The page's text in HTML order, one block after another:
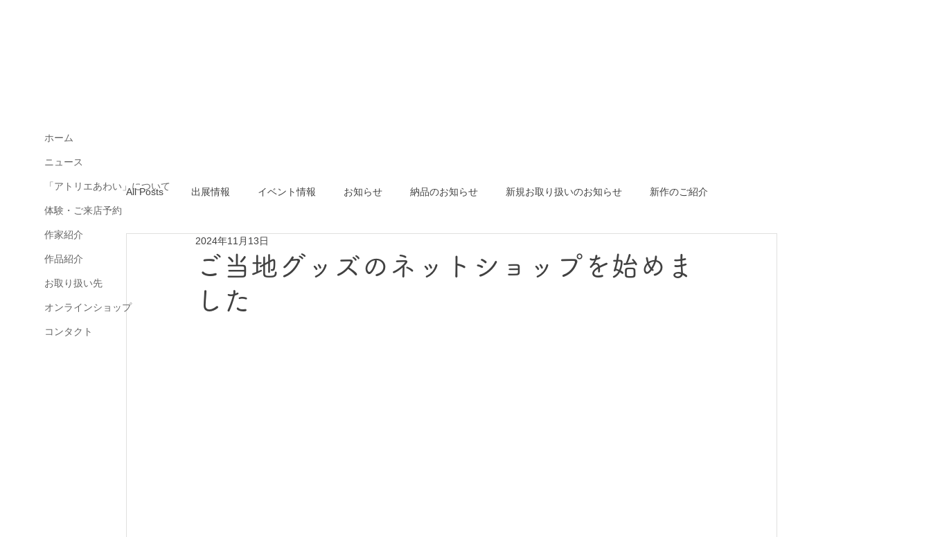
ホーム
ニュース
「アトリエあわい」について
体験・ご来店予約
作家紹介
作品紹介
お取り扱い先
オンラインショップ
コンタクト
All Posts 出展情報 イベント情報 お知らせ 納品のお知らせ 新規お取り扱いのお知らせ 新作のご紹介
ご当地グッズのネットショップを始めま
した
2024年11月13日